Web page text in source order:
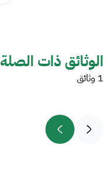
الوثائق ذات الصلة
1 وثائق